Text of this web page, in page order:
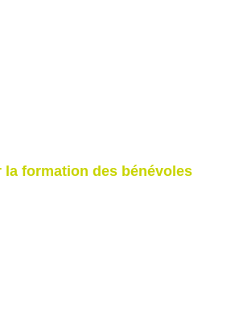
la formation des bénévoles